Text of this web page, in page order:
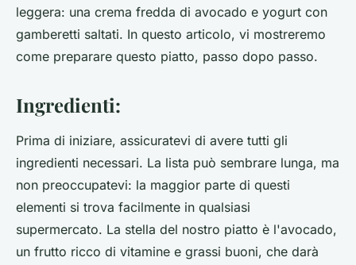
leggera: una crema fredda di avocado e yogurt con
gamberetti saltati. In questo articolo, vi mostreremo
come preparare questo piatto, passo dopo passo.
Ingredienti:
Prima di iniziare, assicuratevi di avere tutti gli
ingredienti necessari. La lista può sembrare lunga, ma
non preoccupatevi: la maggior parte di questi
elementi si trova facilmente in qualsiasi
supermercato. La stella del nostro piatto è l'avocado,
un frutto ricco di vitamine e grassi buoni, che darà